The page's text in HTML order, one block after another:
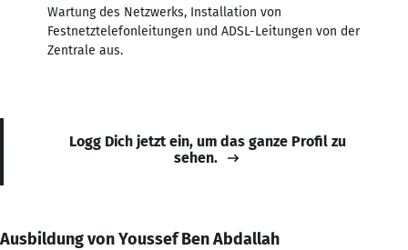
Wartung des Netzwerks, Installation von
Festnetztelefonleitungen und ADSL-Leitungen von der
Zentrale aus.
Logg Dich jetzt ein, um das ganze Profil zu
sehen.
Ausbildung von Youssef Ben Abdallah